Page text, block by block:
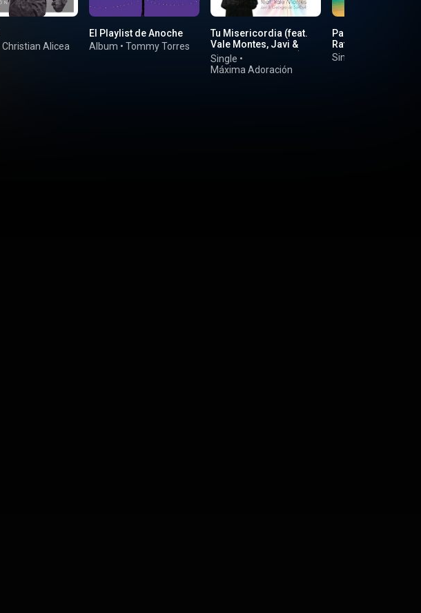
Christian Alicea
El Playlist de Anoche
Album • Tommy Torres
Tu Misericordia (feat.
Vale Montes, Javi &
Georgie De SonBy4)
Single •
Máxima Adoración
Pa Que Caliente
Rafa Pabón)
Single